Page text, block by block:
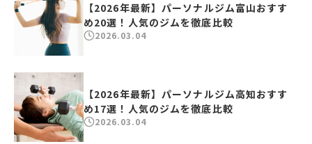
【2026年最新】パーソナルジム富山おすす
め20選！人気のジムを徹底比較
2026.03.04
【2026年最新】パーソナルジム高知おすす
め17選！人気のジムを徹底比較
2026.03.04